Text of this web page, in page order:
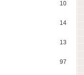
10
14
13
97